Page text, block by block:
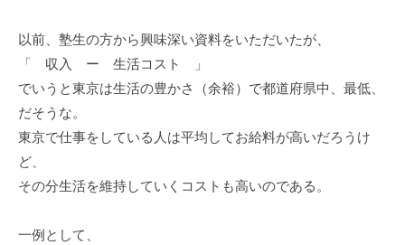
以前、塾生の方から興味深い資料をいただいたが、
「 収入 ー 生活コスト 」
でいうと東京は生活の豊かさ（余裕）で都道府県中、最低、
だそうな。
東京で仕事をしている人は平均してお給料が高いだろうけ
ど、
その分生活を維持していくコストも高いのである。
一例として、